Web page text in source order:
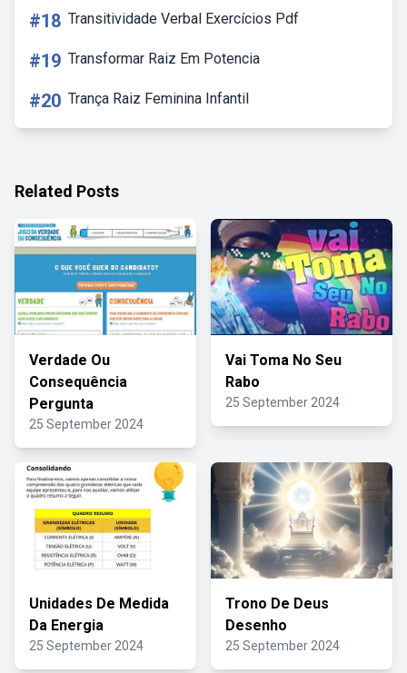
#18 Transitividade Verbal Exercícios Pdf
#19 Transformar Raiz Em Potencia
#20 Trança Raiz Feminina Infantil
Related Posts
Verdade Ou
Consequência
Pergunta
25 September 2024
Vai Toma No Seu
Rabo
25 September 2024
Unidades De Medida
Da Energia
25 September 2024
Trono De Deus
Desenho
25 September 2024